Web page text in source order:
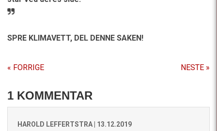
SPRE KLIMAVETT, DEL DENNE SAKEN!
« FORRIGE NESTE »
1 KOMMENTAR
HAROLD LEFFERTSTRA | 13.12.2019